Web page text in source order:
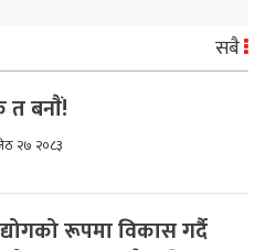
सबै
त बनाैं!
२७ २०८३
रूपमा विकास गर्दै